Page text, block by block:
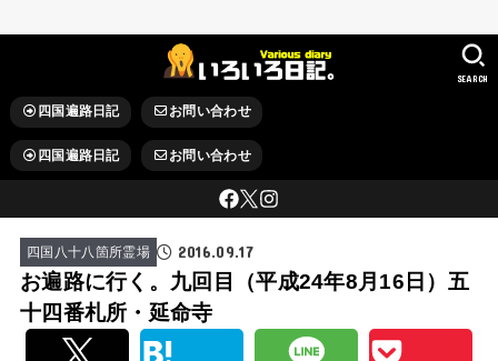
四国遍路日記 お問い合わせ
四国遍路日記 お問い合わせ
SEARCH
四国八十八箇所霊場 2016.09.17
お遍路に行く。九回目（平成24年8月16日）五
十四番札所・延命寺